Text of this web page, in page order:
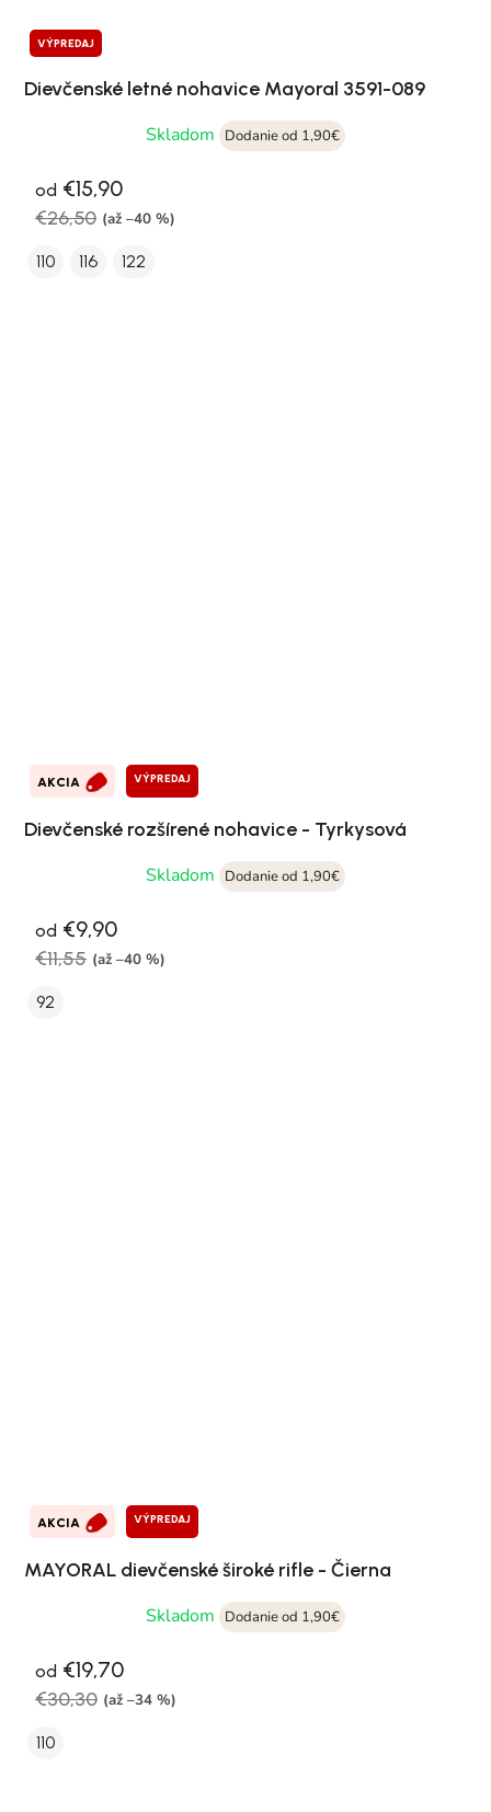
VÝPREDAJ
Dievčenské letné nohavice Mayoral 3591-089
Skladom
Dodanie od 1,90€
od €15,90
€26,50 (až –40 %)
110 116 122
AKCIA VÝPREDAJ
Dievčenské rozšírené nohavice - Tyrkysová
Skladom
Dodanie od 1,90€
od €9,90
€11,55 (až –40 %)
92
AKCIA VÝPREDAJ
MAYORAL dievčenské široké rifle - Čierna
Skladom
Dodanie od 1,90€
od €19,70
€30,30 (až –34 %)
110